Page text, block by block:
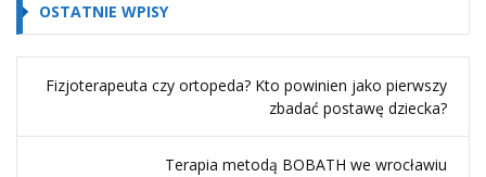
OSTATNIE WPISY
Fizjoterapeuta czy ortopeda? Kto powinien jako pierwszy
zbadać postawę dziecka?
Terapia metodą BOBATH we wrocławiu